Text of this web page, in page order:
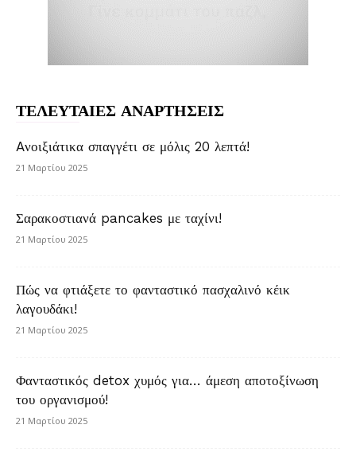
ΤΕΛΕΥΤΑΙΕΣ ΑΝΑΡΤΗΣΕΙΣ
Aνοιξιάτικα σπαγγέτι σε μόλις 20 λεπτά!
21 Μαρτίου 2025
Σαρακοστιανά pancakes με ταχίνι!
21 Μαρτίου 2025
Πώς να φτιάξετε το φανταστικό πασχαλινό κέικ
λαγουδάκι!
21 Μαρτίου 2025
Φανταστικός detox χυμός για… άμεση αποτοξίνωση
του οργανισμού!
21 Μαρτίου 2025